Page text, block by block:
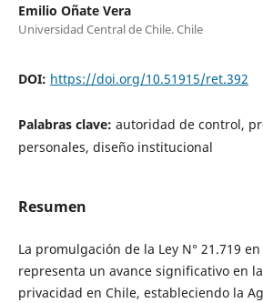
Emilio Oñate Vera
Universidad Central de Chile. Chile
DOI: https://doi.org/10.51915/ret.392
Palabras clave: autoridad de control,
personales, diseño institucional
Resumen
La promulgación de la Ley N° 21.719
representa un avance significativo en
privacidad en Chile, estableciendo la